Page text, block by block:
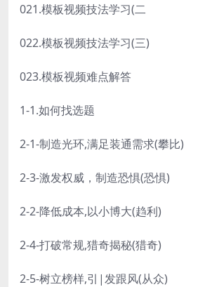
021.模板视频技法学习(二
022.模板视频技法学习(三)
023.模板视频难点解答
1-1.如何找选题
2-1-制造光环,满足装通需求(攀比)
2-3-激发权威，制造恐惧(恐惧)
2-2-降低成本,以小博大(趋利)
2-4-打破常规,猎奇揭秘(猎奇)
2-5-树立榜样,引|发跟风(从众)